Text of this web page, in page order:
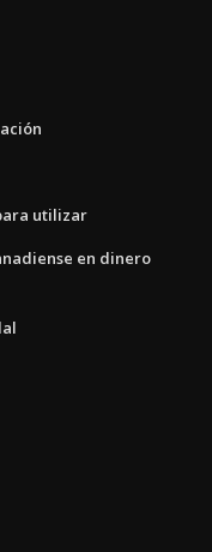
utilizar
en dinero